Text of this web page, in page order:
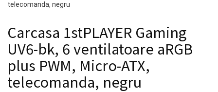
telecomanda, negru
Carcasa 1stPLAYER Gaming
UV6-bk, 6 ventilatoare aRGB
plus PWM, Micro-ATX,
telecomanda, negru